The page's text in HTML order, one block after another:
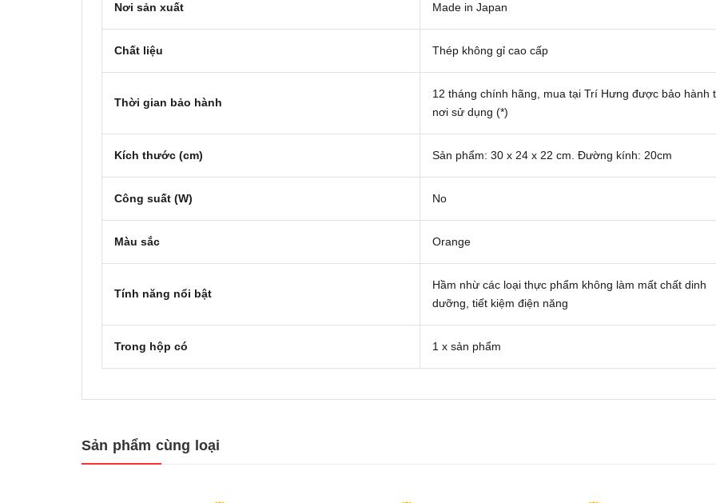
Nơi sản xuất Made in Japan
Chất liệu Thép không gỉ cao cấp
Thời gian bảo hành
12 tháng chính hãng, mua tại Trí Hưng được bảo hành
nơi sử dụng (*)
Kích thước (cm) Sản phẩm: 30 x 24 x 22 cm. Đường kính: 20cm
Công suất (W) No
Màu sắc Orange
Tính năng nổi bật
Hầm nhừ các loại thực phẩm không làm mất chất dinh
dưỡng, tiết kiệm điện năng
Trong hộp có 1 x sản phẩm
Sản phẩm cùng loại